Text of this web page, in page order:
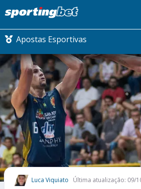
Apostas Esportivas
CONMEBOL LIBERTADORES
FUTEBOL NACIONAL
FUTEBOL INTERNACIONAL
COMO APOSTAR
MAIS ESPORTES
Luca Viquiato Última atualização: 09/